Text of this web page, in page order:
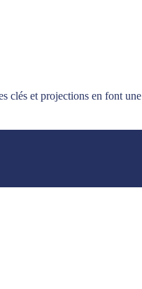
clés et projections en font